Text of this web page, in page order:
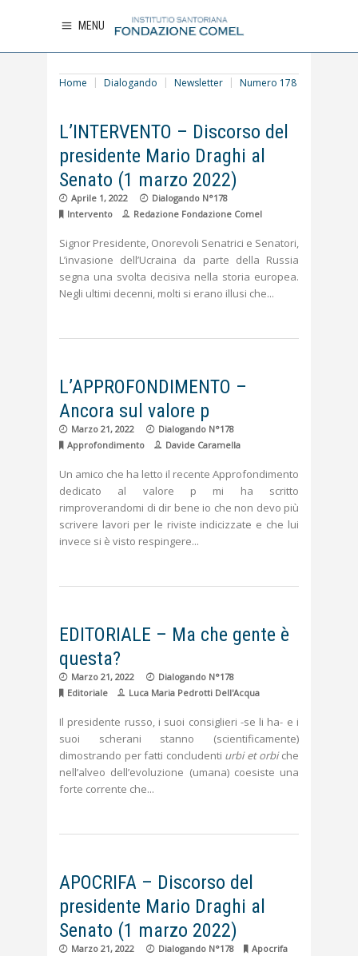
MENU
Home Dialogando Newsletter Numero 178
L’INTERVENTO – Discorso del
presidente Mario Draghi al
Senato (1 marzo 2022)
Aprile 1, 2022
Dialogando N°178
Intervento
Redazione Fondazione Comel
Signor Presidente, Onorevoli Senatrici e Senatori,
L’invasione dell’Ucraina da parte della Russia
segna una svolta decisiva nella storia europea.
Negli ultimi decenni, molti si erano illusi che
L’APPROFONDIMENTO –
Ancora sul valore p
Marzo 21, 2022
Dialogando N°178
Approfondimento
Davide Caramella
Un amico che ha letto il recente Approfondimento
dedicato al valore p mi ha scritto
rimproverandomi di dir bene io che non devo più
scrivere lavori per le riviste indicizzate e che lui
invece si è visto respingere
EDITORIALE – Ma che gente è
questa?
Marzo 21, 2022
Dialogando N°178
Editoriale
Luca Maria Pedrotti Dell'Acqua
Il presidente russo, i suoi consiglieri -se li ha- e i
suoi scherani stanno (scientificamente)
dimostrando per fatti concludenti urbi et orbiche
nell’alveo dell’evoluzione (umana) coesiste una
forte corrente che
APOCRIFA – Discorso del
presidente Mario Draghi al
Senato (1 marzo 2022)
Marzo 21, 2022 Dialogando N°178
Apocrifa